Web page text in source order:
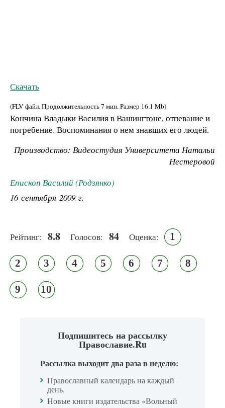
Скачать
(FLV файл. Продолжительность7 мин.Размер 16.1 Mb)
Кончина Владыки Василия в Вашингтоне, отпевание и
погребение. Воспоминания о нем знавших его людей.
Производство: Видеостудия Университета Натальи
Нестеровой
Епископ Василий (Родзянко)
16 сентября 2009 г.
Рейтинг: 8.8 Голосов: 84 Оценка: 1
2 3 4 5 6 7 8
9 10
Подпишитесь на рассылку
Православие.Ru
Рассылка выходит два раза в неделю:
Православный календарь на каждый
день.
Новые книги издательства «Вольный